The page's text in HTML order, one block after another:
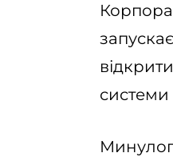
системи